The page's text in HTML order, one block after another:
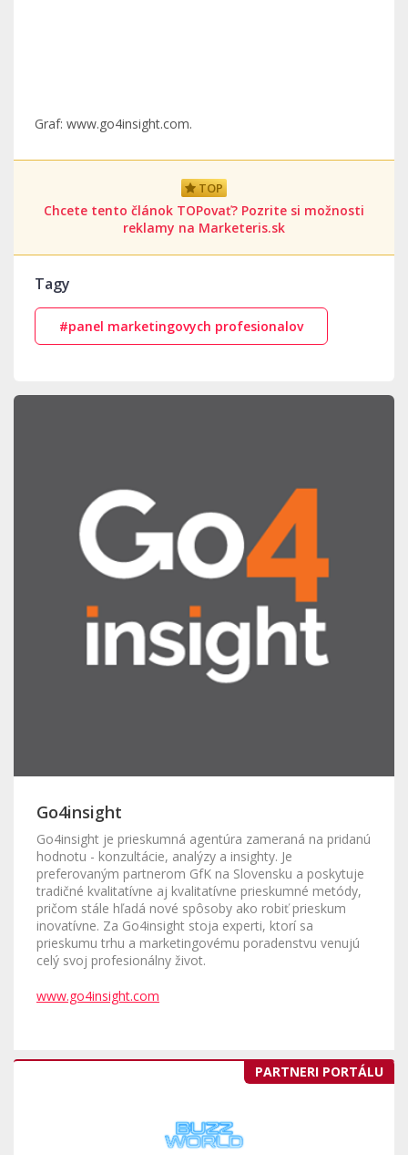
Graf: www.go4insight.com.
TOP
Chcete tento článok TOPovať? Pozrite si možnosti
reklamy na Marketeris.sk
Tagy
#panel marketingovych profesionalov
Go4insight
Go4insight je prieskumná agentúra zameraná na pridanú
hodnotu - konzultácie, analýzy a insighty. Je
preferovaným partnerom GfK na Slovensku a poskytuje
tradičné kvalitatívne aj kvalitatívne prieskumné metódy,
pričom stále hľadá nové spôsoby ako robiť prieskum
inovatívne. Za Go4insight stoja experti, ktorí sa
prieskumu trhu a marketingovému poradenstvu venujú
celý svoj profesionálny život.
www.go4insight.com
PARTNERI PORTÁLU